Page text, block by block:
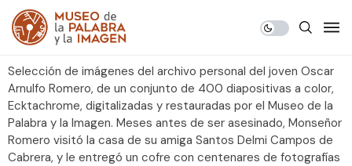
Selección de imágenes del archivo personal del joven Oscar
Arnulfo Romero, de un conjunto de 400 diapositivas a color,
Ecktachrome, digitalizadas y restauradas por el Museo de la
Palabra y la Imagen. Meses antes de ser asesinado, Monseñor
Romero visitó la casa de su amiga Santos Delmi Campos de
Cabrera, y le entregó un cofre con centenares de fotografías